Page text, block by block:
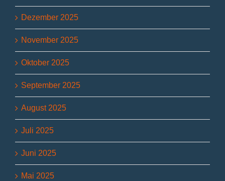
Dezember 2025
November 2025
Oktober 2025
September 2025
August 2025
Juli 2025
Juni 2025
Mai 2025